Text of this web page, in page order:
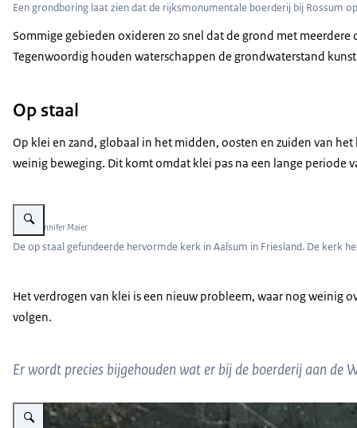
Een grondboring laat zien dat de rijksmonumentale boerderij bij
Sommige gebieden oxideren zo snel dat de grond met
Tegenwoordig houden waterschappen de grondwaterstand
Op staal
Op klei en zand, globaal in het midden, oosten en zuiden van
weinig beweging. Dit komt omdat klei pas na een lange periode
Vergroot afbeelding Interieur van een hervormde kerk, gericht richting
Beeld: Jennifer Maier
De op staal gefundeerde hervormde kerk in Aalsum in Friesland. De kerk
Het verdrogen van klei is een nieuw probleem, waar nog weinig
volgen.
Er wordt precies bijgehouden wat er bij de boerderij aan de
Vergroot afbeelding Foto van de datalogger, het instrument dat de